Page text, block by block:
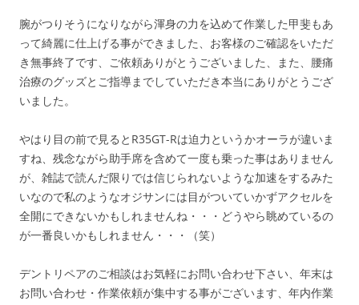
腕がつりそうになりながら渾身の力を込めて作業した甲斐もあ
って綺麗に仕上げる事ができました、お客様のご確認をいただ
き無事終了です、ご依頼ありがとうございました、また、腰痛
治療のグッズとご指導までしていただき本当にありがとうござ
いました。
やはり目の前で見るとR35GT-Rは迫力というかオーラが違いま
すね、残念ながら助手席を含めて一度も乗った事はありません
が、雑誌で読んだ限りでは信じられないような加速をするみた
いなので私のようなオジサンには目がついていかずアクセルを
全開にできないかもしれませんね・・・どうやら眺めているの
が一番良いかもしれません・・・（笑）
デントリペアのご相談はお気軽にお問い合わせ下さい、年末は
お問い合わせ・作業依頼が集中する事がございます、年内作業